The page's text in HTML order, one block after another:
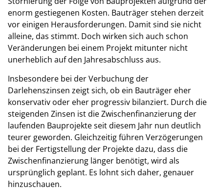
enorm gestiegenen Kosten. Bauträger stehen derzeit
vor einigen Herausforderungen. Damit sind sie nicht
alleine, das stimmt. Doch wirken sich auch schon
Veränderungen bei einem Projekt mitunter nicht
unerheblich auf den Jahresabschluss aus.
Insbesondere bei der Verbuchung der
Darlehenszinsen zeigt sich, ob ein Bauträger eher
konservativ oder eher progressiv bilanziert. Durch die
steigenden Zinsen ist die Zwischenfinanzierung der
laufenden Bauprojekte seit diesem Jahr nun deutlich
teurer geworden. Gleichzeitig führen Verzögerungen
bei der Fertigstellung der Projekte dazu, dass die
Zwischenfinanzierung länger benötigt, wird als
ursprünglich geplant. Es lohnt sich daher, genauer
hinzuschauen.